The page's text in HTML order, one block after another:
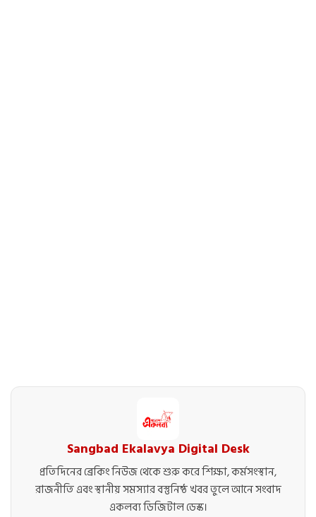
Sangbad Ekalavya Digital Desk
প্রতিদিনের ব্রেকিং নিউজ থেকে শুরু করে শিক্ষা, কর্মসংস্থান,
রাজনীতি এবং স্থানীয় সমস্যার বস্তুনিষ্ঠ খবর তুলে আনে সংবাদ
একলব্য ডিজিটাল ডেস্ক।